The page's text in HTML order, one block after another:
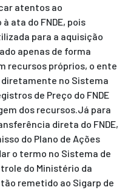
atentos ao
ata do FNDE, pois
para a aquisição
apenas de forma
recursos próprios, o ente
no Sistema
de Preço do FNDE
dos recursos.Já para
direta do FNDE,
do Plano de Ações
o termo no Sistema de
do Ministério da
remetido ao Sigarp de